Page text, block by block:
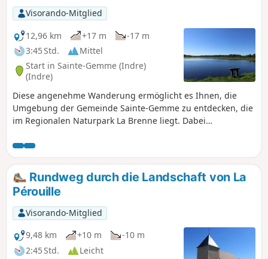
Visorando-Mitglied
12,96 km
+17 m
-17 m
3:45 Std.
Mittel
Start in Sainte-Gemme (Indre)
(Indre)
Diese angenehme Wanderung ermöglicht es Ihnen, die
Umgebung der Gemeinde Sainte-Gemme zu entdecken, die
im Regionalen Naturpark La Brenne liegt. Dabei
Wiesen, Unterholz und einen Teich.
Rundweg durch die Landschaft von La
Pérouille
Visorando-Mitglied
9,48 km
+10 m
-10 m
2:45 Std.
Leicht